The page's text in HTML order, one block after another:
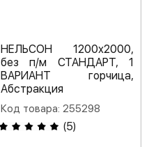
НЕЛЬСОН 1200х2000,
без п/м СТАНДАРТ, 1
ВАРИАНТ горчица,
Абстракция
Код товара: 255298
(5)